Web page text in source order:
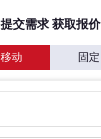
提交需求 获取报价
移动 固定